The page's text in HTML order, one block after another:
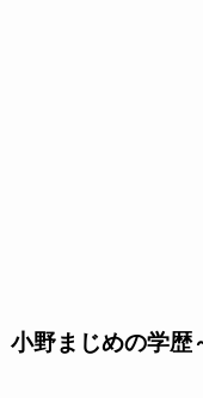
小野まじめの学歴